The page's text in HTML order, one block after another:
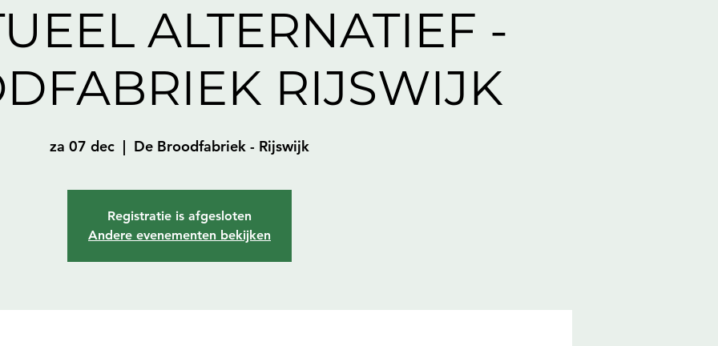
ALTERNATIEF -
RIJSWIJK
za 07 dec
  |
De Broodfabriek - Rijswijk
Registratie is afgesloten
Andere evenementen bekijken